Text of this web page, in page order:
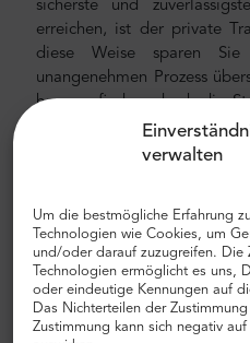
verwalten
Um die bestmögliche Erfahrung
Technologien wie Cookies, um
und/oder darauf zuzugreifen. Die
Technologien ermöglicht es uns,
oder eindeutige Kennungen auf
Das Nichterteilen der
Zustimmung kann sich negativ
sicherste und
erreichen, ist der private
diese Weise sparen
unangenehmen Prozess
herauszufinden, durch die
Flughafen- und
Auf der Suche nach einem
erschwinglichen
mit Mr.Shuttle, einer Auswahl
für Reisende. Wir bieten Tür-
modernen, komfortablen,
und Minibussen. Unsere